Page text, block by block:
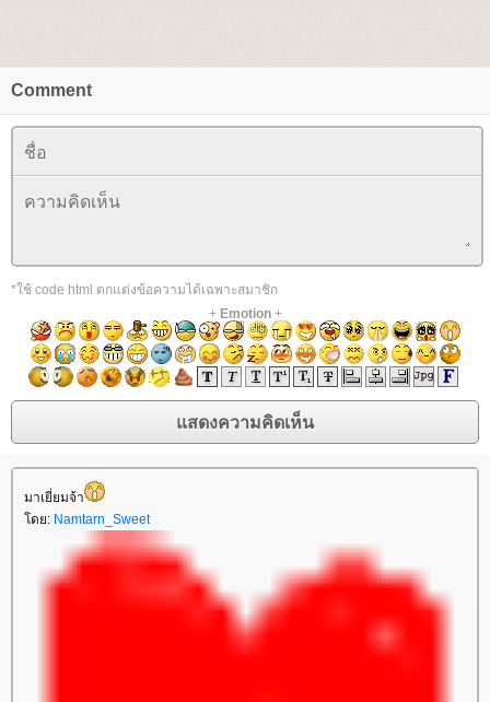
Comment
*ใช้ code html ตกแต่งข้อความได้เฉพาะสมาชิก
+ Emotion+
มาเยี่ยมจ้า
ดย: Namtarn_Sweet